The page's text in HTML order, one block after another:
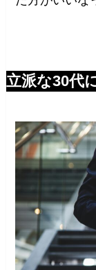
立派な30代